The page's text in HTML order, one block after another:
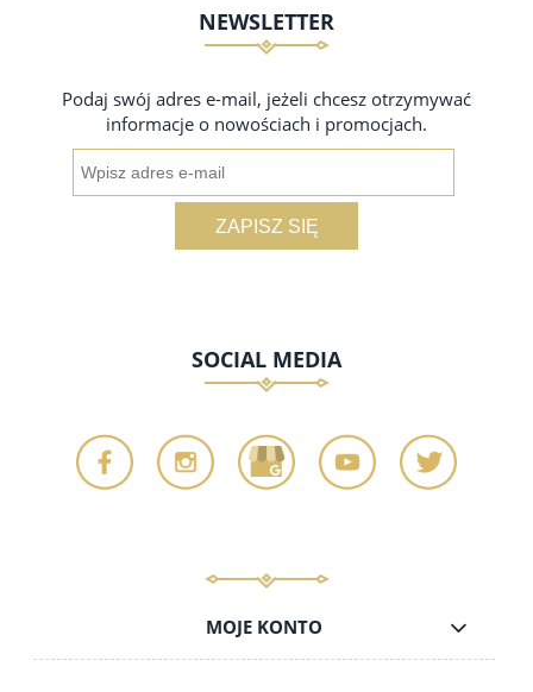
NEWSLETTER
Podaj swój adres e-mail, jeżeli chcesz otrzymywać
informacje o nowościach i promocjach.
ZAPISZ SIĘ
SOCIAL MEDIA
MOJE KONTO